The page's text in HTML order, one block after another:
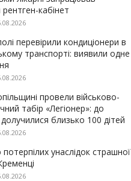
кабінет
перевірили кондиціонери в
транспорті: виявили одне
провели військово-
табір «Легіонер»: до
близько 100 дітей
унаслідок страшної